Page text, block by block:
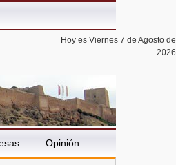
Hoy es Viernes 7 de Agosto de
2026
Opinión